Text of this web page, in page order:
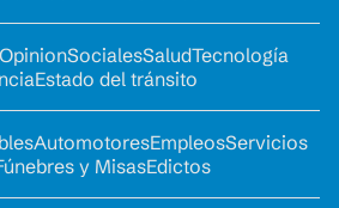
SocialesSaludTecnología
Estado del tránsito
AutomotoresEmpleosServicios
y MisasEdictos